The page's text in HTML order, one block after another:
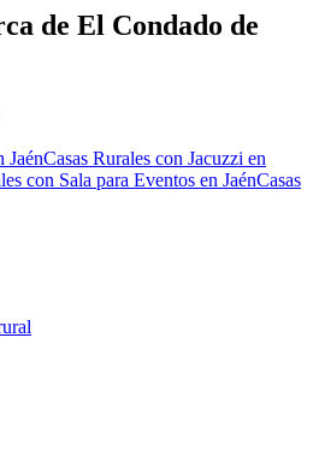
de El Condado de
JaénCasas Rurales con Jacuzzi en
con Sala para Eventos en JaénCasas